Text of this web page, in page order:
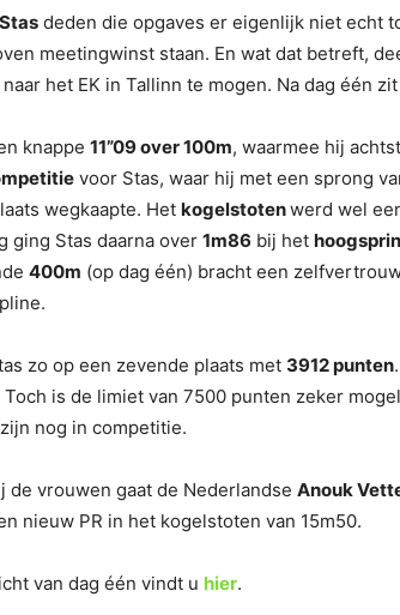
deden die opgaves er eigenlijk niet echt
meetingwinst staan. En wat dat betreft,
het EK in Tallinn te mogen. Na dag één
knappe 11”09 over 100m, waarmee hij
voor Stas, waar hij met een sprong
wegkaapte. Het kogelstotenwerd wel
ging Stas daarna over 1m86 bij het
400m (op dag één) bracht een
zo op een zevende plaats met 3912 punten
Toch is de limiet van 7500 punten zeker
nog in competitie.
de vrouwen gaat de Nederlandse Anouk
nieuw PR in het kogelstoten van 15m50.
van dag één vindt u hier.